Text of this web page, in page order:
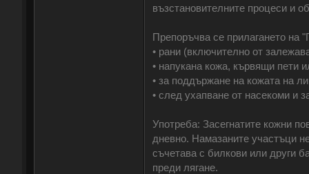
възстановителните процеси и
Препоръчва се прилагането на
• рани (включително от
• напукана кожа, кървящи пети
• за поддържане на кожата на
• след ухапване от насекоми и
Употреба: Засегнатите кожни
дневно. Намазаните участъци
съчетава с билкови или други
преди лягане.